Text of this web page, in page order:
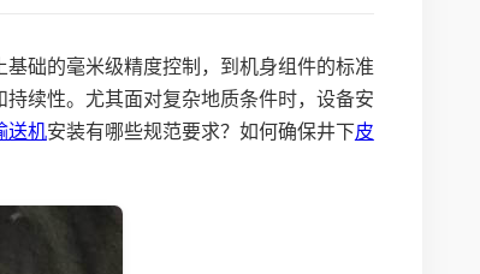
础的毫米级精度控制，到机身组件的标准
续性。尤其面对复杂地质条件时，设备安
送机安装有哪些规范要求？如何确保井下皮